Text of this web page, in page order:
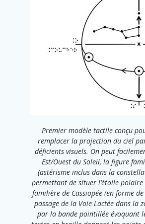
Premier modèle tactile conçu
remplacer la projection du ciel
déficients visuels. On peut
Est/Ouest du Soleil, la figure
(astérisme inclus dans la
permettant de situer l’étoile
familière de Cassiopée (en forme
passage de la Voie Lactée dans la
par la bande pointillée évoquant